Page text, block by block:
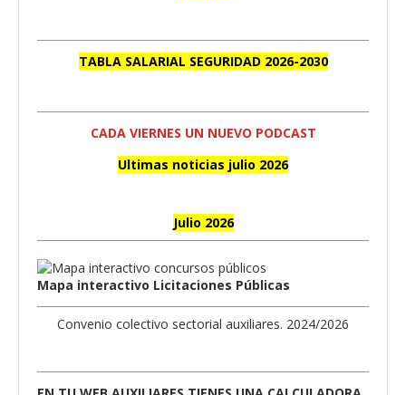
TABLA SALARIAL SEGURIDAD 2026-2030
CADA VIERNES UN NUEVO PODCAST
Ultimas noticias julio 2026
Julio 2026
Mapa interactivo Licitaciones Públicas
Convenio colectivo sectorial auxiliares. 2024/2026